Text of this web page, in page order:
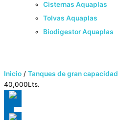
Cisternas Aquaplas
Tolvas Aquaplas
Biodigestor Aquaplas
Inicio / Tanques de gran capacidad
40,000Lts.